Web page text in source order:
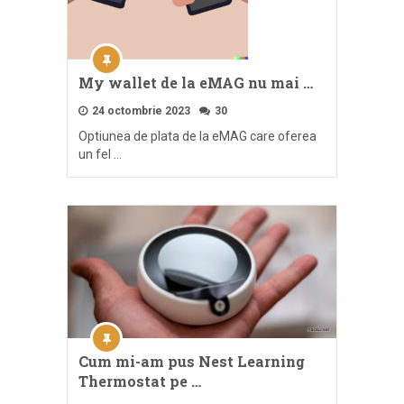
My wallet de la eMAG nu mai …
24 octombrie 2023 30
Optiunea de plata de la eMAG care oferea
un fel …
Cum mi-am pus Nest Learning
Thermostat pe …